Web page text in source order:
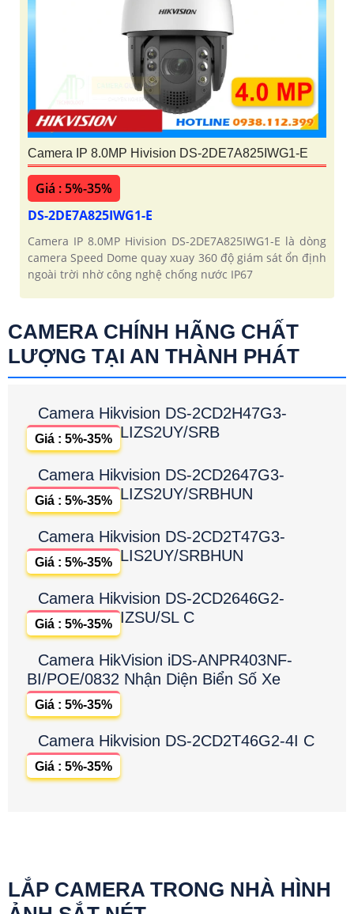
Camera IP 8.0MP Hivision DS-2DE7A825IWG1-E
Giá : 5%-35%
DS-2DE7A825IWG1-E
Camera IP 8.0MP Hivision DS-2DE7A825IWG1-E là dòng
camera Speed Dome quay xuay 360 độ giám sát ổn định
ngoài trời nhờ công nghệ chống nước IP67
CAMERA CHÍNH HÃNG CHẤT
LƯỢNG TẠI AN THÀNH PHÁT
Camera Hikvision DS-2CD2H47G3-
LIZS2UY/SRB
Giá : 5%-35%
Camera Hikvision DS-2CD2647G3-
LIZS2UY/SRBHUN
Giá : 5%-35%
Camera Hikvision DS-2CD2T47G3-
LIS2UY/SRBHUN
Giá : 5%-35%
Camera Hikvision DS-2CD2646G2-
IZSU/SL C
Giá : 5%-35%
Camera HikVision iDS-ANPR403NF-
BI/POE/0832 Nhận Diện Biển Số Xe
Giá : 5%-35%
Camera Hikvision DS-2CD2T46G2-4I C
Giá : 5%-35%
LẮP CAMERA TRONG NHÀ HÌNH